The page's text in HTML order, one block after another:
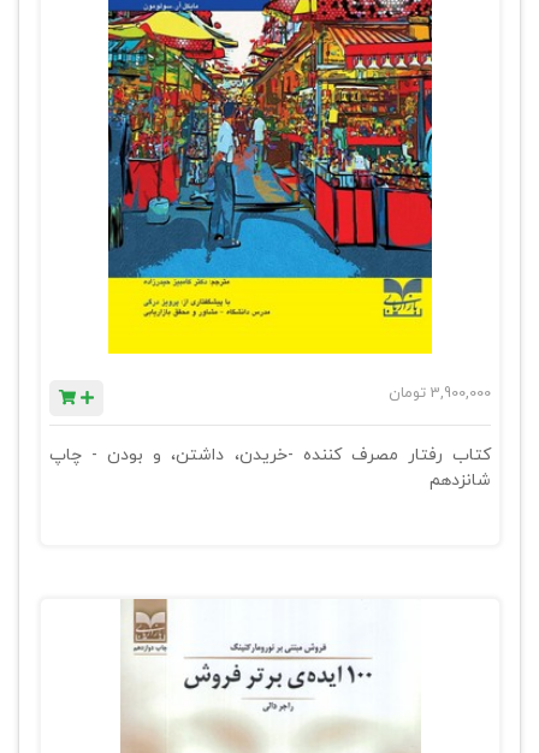
3,900,000 تومان
کتاب رفتار مصرف کننده -خریدن، داشتن، و بودن - چاپ
شانزدهم